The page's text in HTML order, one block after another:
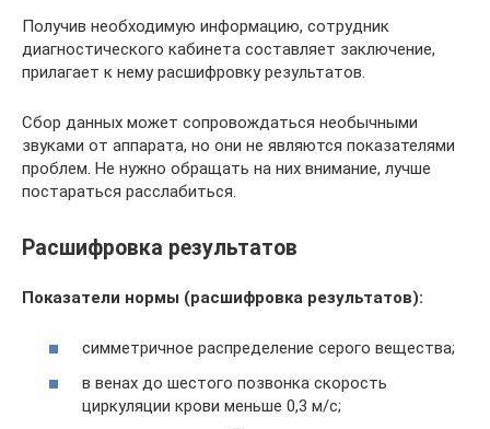
Получив необходимую информацию, сотрудник
диагностического кабинета составляет заключение,
прилагает к нему расшифровку результатов.
Сбор данных может сопровождаться необычными
звуками от аппарата, но они не являются показателями
проблем. Не нужно обращать на них внимание, лучше
постараться расслабиться.
Расшифровка результатов
Показатели нормы (расшифровка результатов):
симметричное распределение серого вещества;
в венах до шестого позвонка скорость
циркуляции крови меньше 0,3 м/с;